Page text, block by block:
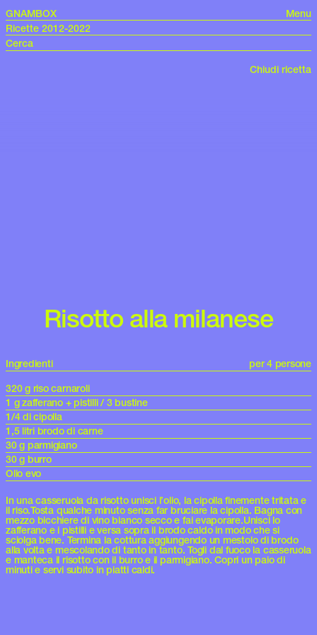
GNAMBOX
Menu
Ricette 2012-2022
Chiudi ricetta
Risotto alla milanese
Ingredienti
per 4 persone
320 g riso carnaroli
1 g zafferano + pistilli / 3 bustine
1/4 di cipolla
1,5 litri brodo di carne
30 g parmigiano
30 g burro
Olio evo
In una casseruola da risotto unisci l’olio, la cipolla finemente tritata e
il riso.Tosta qualche minuto senza far bruciare la cipolla. Bagna con
mezzo bicchiere di vino bianco secco e fai evaporare.Unisci lo
zafferano e i pistilli e versa sopra il brodo caldo in modo che si
sciolga bene. Termina la cottura aggiungendo un mestolo di brodo
alla volta e mescolando di tanto in tanto. Togli dal fuoco la casseruola
e manteca il risotto con il burro e il parmigiano. Copri un paio di
minuti e servi subito in piatti caldi.